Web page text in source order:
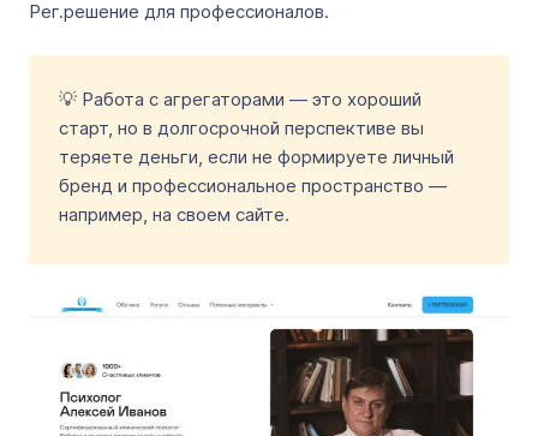
Рег.решение для профессионалов.
💡 Работа с агрегаторами — это хороший
старт, но в долгосрочной перспективе вы
теряете деньги, если не формируете личный
бренд и профессиональное пространство —
например, на своем сайте.